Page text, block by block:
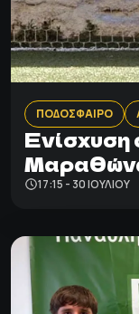
ΠΟΔΟΣΦΑΙΡΟ
Ενίσχυση
17:15 - 30 ΙΟΥΛΊΟΥ